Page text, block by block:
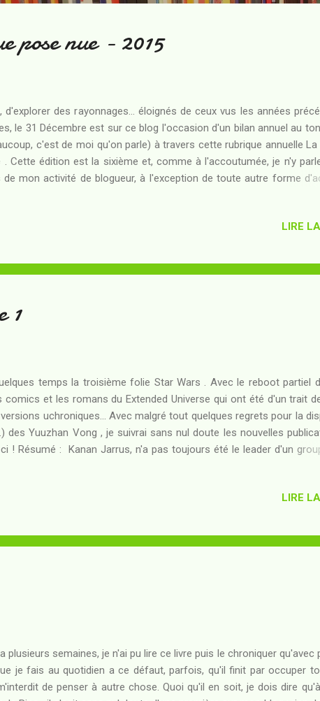
pose nue - 2015
des rayonnages... éloignés de ceux vus les années
le 31 Décembre est sur ce blog l'occasion d'un bilan annuel au
c'est de moi qu'on parle) à travers cette rubrique annuelle La
. Cette édition est la sixième et, comme à l'accoutumée, je n'y
mon activité de blogueur, à l'exception de toute autre forme
de moins que l'année 2013 , mais cela représente peut-être le
années où je chroniquais tout c...
LIRE
1
temps la troisième folie Star Wars . Avec le reboot partiel
et les romans du Extended Universe qui ont été d'un trait
uchroniques... Avec malgré tout quelques regrets pour la
des Yuuzhan Vong , je suivrai sans nul doute les nouvelles
! Résumé : Kanan Jarrus, n'a pas toujours été le leader d'un
L'ordre 66 l'isole sur Kaller, une planète perdue au fin fond de la
d'être sa perte s'il n'a...
LIRE
plusieurs semaines, je n'ai pu lire ce livre puis le chroniquer qu'avec
je fais au quotidien a ce défaut, parfois, qu'il finit par occuper
de penser à autre chose. Quoi qu'il en soit, je dois dire